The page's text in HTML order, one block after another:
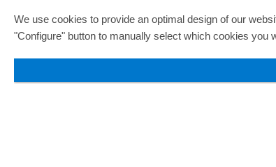
We use cookies to provide an optimal design of our
"Configure" button to manually select which cookies you